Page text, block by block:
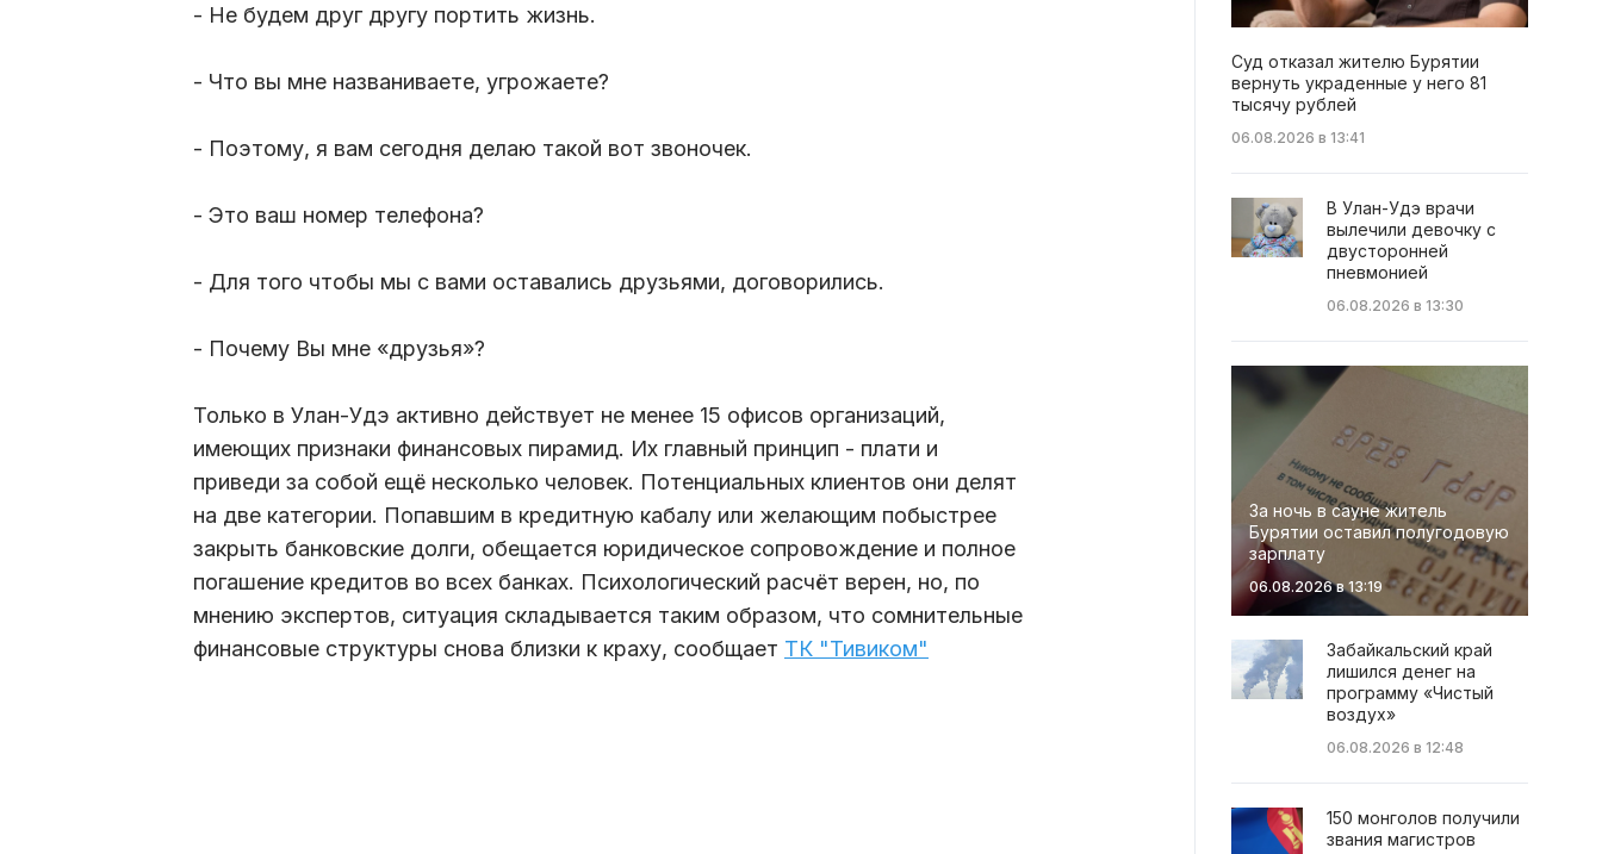
- Не будем друг другу портить жизнь.
- Что вы мне названиваете, угрожаете?
- Поэтому, я вам сегодня делаю такой вот звоночек.
- Это ваш номер телефона?
- Для того чтобы мы с вами оставались друзьями, договорились.
- Почему Вы мне «друзья»?
Только в Улан-Удэ активно действует не менее 15 офисов организаций,
имеющих признаки финансовых пирамид. Их главный принцип - плати и
приведи за собой ещё несколько человек. Потенциальных клиентов они делят
на две категории. Попавшим в кредитную кабалу или желающим побыстрее
закрыть банковские долги, обещается юридическое сопровождение и полное
погашение кредитов во всех банках. Психологический расчёт верен, но, по
мнению экспертов, ситуация складывается таким образом, что сомнительные
финансовые структуры снова близки к краху, сообщает ТК "Тивиком"
Суд отказал жителю Бурятии
вернуть украденные у него 81
тысячу рублей
06.08.2026 в 13:41
В Улан-Удэ врачи
вылечили девочку с
двусторонней
пневмонией
06.08.2026 в 13:30
За ночь в сауне житель
Бурятии оставил полугодовую
зарплату
06.08.2026 в 13:19
Забайкальский край
лишился денег на
программу «Чистый
воздух»
06.08.2026 в 12:48
150 монголов получили
звания магистров